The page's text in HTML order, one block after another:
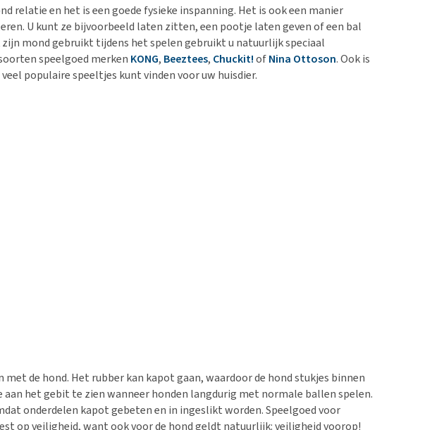
relatie en het is een goede fysieke inspanning. Het is ook een manier
U kunt ze bijvoorbeeld laten zitten, een pootje laten geven of een bal
mond gebruikt tijdens het spelen gebruikt u natuurlijk speciaal
speelgoed merken KONG, Beeztees, Chuckit!ofNina Ottoson. Ook is
populaire speeltjes kunt vinden voor uw huisdier.
de hond. Het rubber kan kapot gaan, waardoor de hond stukjes binnen
aan het gebit te zien wanneer honden langdurig met normale ballen spelen.
onderdelen kapot gebeten en in ingeslikt worden. Speelgoed voor
op veiligheid, want ook voor de hond geldt natuurlijk: veiligheid voorop!